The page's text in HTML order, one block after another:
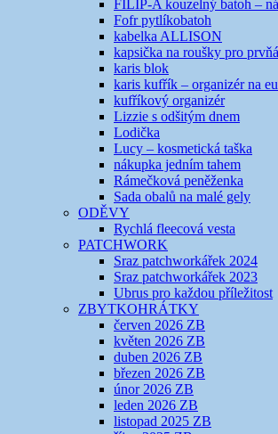
FILIP-A kouzelný batoh –
Fofr pytlíkobatoh
kabelka ALLISON
kapsička na roušky pro
karis blok
karis kufřík – organizér na
kufříkový organizér
Lizzie s odšitým dnem
Lodička
Lucy – kosmetická taška
nákupka jedním tahem
Rámečková peněženka
Sada obalů na malé gely
ODĚVY
Rychlá fleecová vesta
PATCHWORK
Sraz patchworkářek 2024
Sraz patchworkářek 2023
Ubrus pro každou příležitost
ZBYTKOHRÁTKY
červen 2026 ZB
květen 2026 ZB
duben 2026 ZB
březen 2026 ZB
únor 2026 ZB
leden 2026 ZB
listopad 2025 ZB